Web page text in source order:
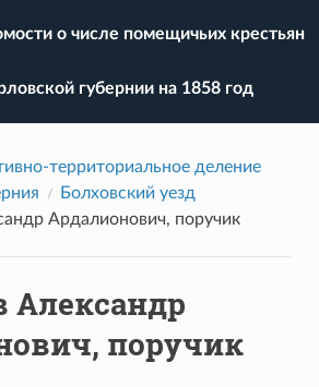
о числе помещичьих крестьян
губернии на 1858 год
территориальное деление
Болховский уезд
Ардалионович, поручик
поручик